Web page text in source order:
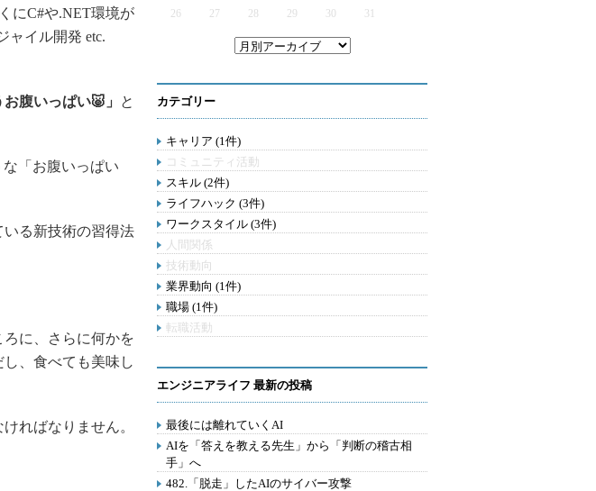
にC#や.NET環境が
ャイル開発 etc.
腹いっぱい🐷」
と
「お腹いっぱい
る新技術の習得法
に、さらに何かを
、食べても美味し
ればなりません。
26 27 28 29 30 31
カテゴリー
キャリア (1件)
コミュニティ活動
スキル (2件)
ライフハック (3件)
ワークスタイル (3件)
人間関係
技術動向
業界動向 (1件)
職場 (1件)
転職活動
エンジニアライフ 最新の投稿
最後には離れていくAI
AIを「答えを教える先生」から「判断の稽古相
手」へ
482.「脱走」したAIのサイバー攻撃